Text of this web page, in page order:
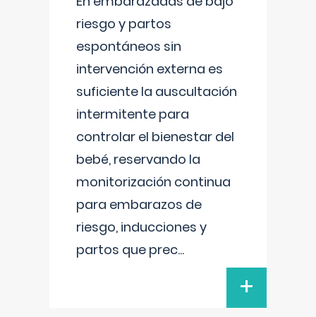
riesgo y partos
espontáneos sin
intervención externa es
suficiente la auscultación
intermitente para
controlar el bienestar del
bebé, reservando la
monitorización continua
para embarazos de
riesgo, inducciones y
partos que prec...
+